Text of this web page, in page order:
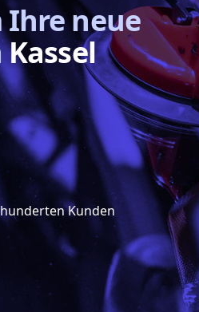
Ihre neue
Kassel
Kunden